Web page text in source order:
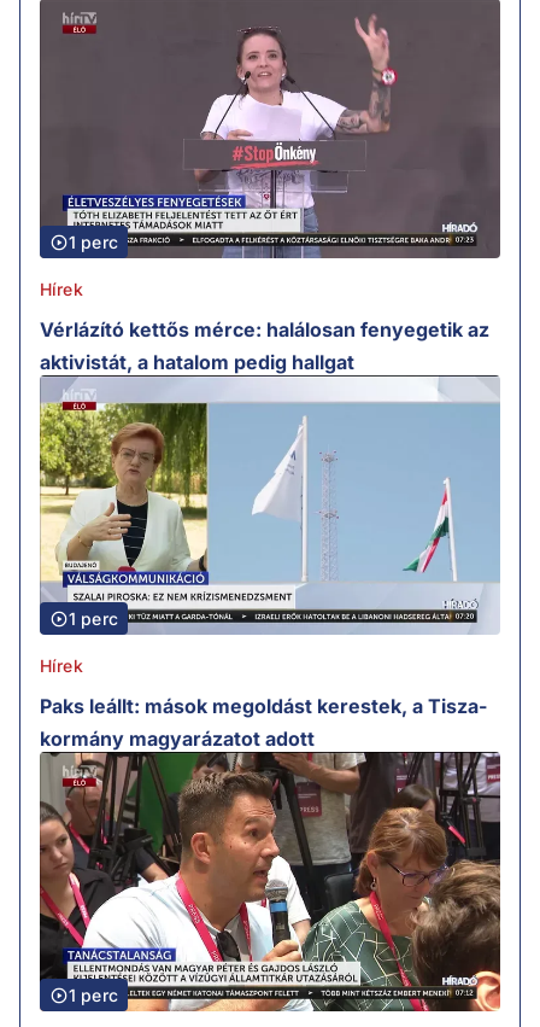
1 perc
Hírek
Vérlázító kettős mérce: halálosan fenyegetik az
aktivistát, a hatalom pedig hallgat
1 perc
Hírek
Paks leállt: mások megoldást kerestek, a Tisza-
kormány magyarázatot adott
1 perc